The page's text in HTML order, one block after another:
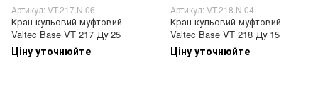
Артикул: VT.217.N.06
Кран кульовий муфтовий
Valtec Base VT 217 Ду 25
Ціну уточнюйте
Артикул: VT.218.N.04
Кран кульовий муфтовий
Valtec Base VT 218 Ду 15
Ціну уточнюйте